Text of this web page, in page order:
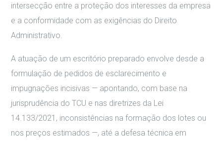
intersecção entre a proteção dos interesses da empresa
e a conformidade com as exigências do Direito
Administrativo.
A atuação de um escritório preparado envolve desde a
formulação de pedidos de esclarecimento e
impugnações incisivas — apontando, com base na
jurisprudência do TCU e nas diretrizes da Lei
14.133/2021, inconsistências na formação dos lotes ou
nos preços estimados —, até a defesa técnica em